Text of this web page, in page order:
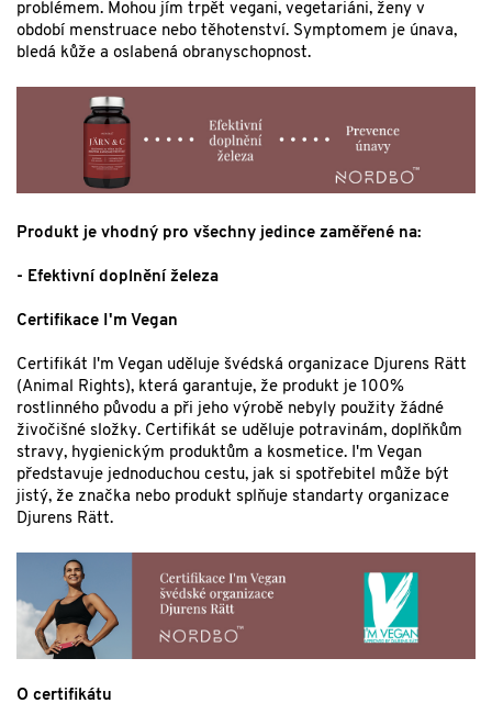
problémem. Mohou jím trpět vegani, vegetariáni, ženy v
období menstruace nebo těhotenství. Symptomem je únava,
bledá kůže a oslabená obranyschopnost.
Produkt je vhodný pro všechny jedince zaměřené na:
- Efektivní doplnění železa
Certifikace I'm Vegan
Certifikát I'm Vegan uděluje švédská organizace Djurens Rätt
(Animal Rights), která garantuje, že produkt je 100%
rostlinného původu a při jeho výrobě nebyly použity žádné
živočišné složky. Certifikát se uděluje potravinám, doplňkům
stravy, hygienickým produktům a kosmetice. I'm Vegan
představuje jednoduchou cestu, jak si spotřebitel může být
jistý, že značka nebo produkt splňuje standarty organizace
Djurens Rätt.
O certifikátu